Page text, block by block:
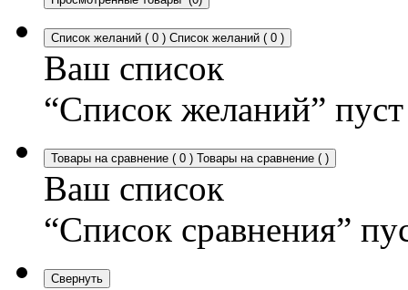
Список желаний ( 0 ) Список желаний ( 0 )
Ваш список
“Список желаний” пуст
Товары на сравнение ( 0 ) Товары на сравнение ( )
Ваш список
“Список сравнения”
Свернуть